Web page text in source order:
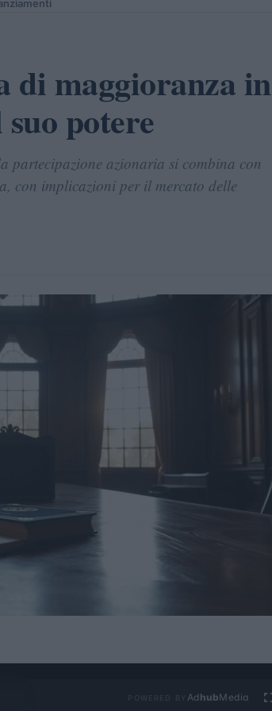
di maggioranza in
potere
partecipazione azionaria si combina con
con implicazioni per il mercato delle
Ad hubMedia